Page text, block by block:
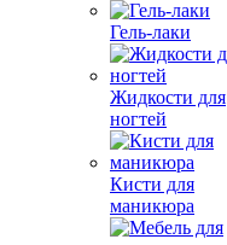
Гель-лаки
Жидкости для
ногтей
Кисти для
маникюра